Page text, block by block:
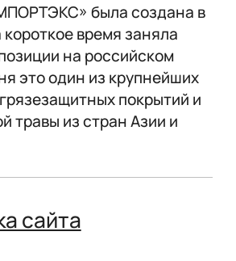
была создана в
короткое время заняла
на российском
это один из крупнейших
покрытий и
травы из стран Азии и
сайта